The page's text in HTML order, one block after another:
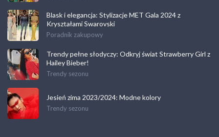
Blask i elegancja: Stylizacje MET Gala 2024 z
Kryształami Swarovski
Poradnik zakupowy
Trendy pełne słodyczy: Odkryj świat Strawberry Girl z
Hailey Bieber!
Trendy sezonu
Jesień zima 2023/2024: Modne kolory
Trendy sezonu